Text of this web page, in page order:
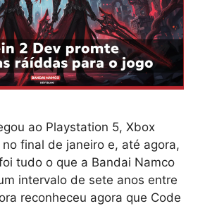
ao Playstation 5, Xbox
no final de janeiro e, até agora,
tudo o que a Bandai Namco
intervalo de sete anos entre
reconheceu agora que Code